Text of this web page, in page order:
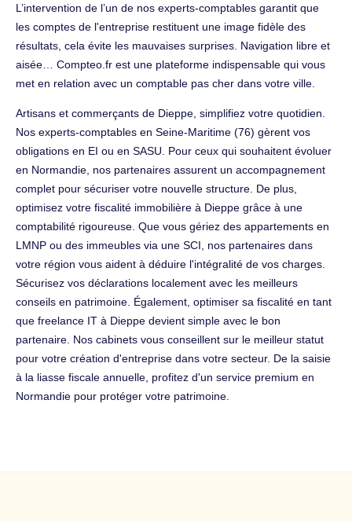
L’intervention de l’un de nos experts-comptables garantit que
les comptes de l'entreprise restituent une image fidèle des
résultats, cela évite les mauvaises surprises. Navigation libre et
aisée… Compteo.fr est une plateforme indispensable qui vous
met en relation avec un comptable pas cher dans votre ville.
Artisans et commerçants de Dieppe, simplifiez votre quotidien.
Nos experts-comptables en Seine-Maritime (76) gèrent vos
obligations en EI ou en SASU. Pour ceux qui souhaitent évoluer
en Normandie, nos partenaires assurent un accompagnement
complet pour sécuriser votre nouvelle structure. De plus,
optimisez votre fiscalité immobilière à Dieppe grâce à une
comptabilité rigoureuse. Que vous gériez des appartements en
LMNP ou des immeubles via une SCI, nos partenaires dans
votre région vous aident à déduire l'intégralité de vos charges.
Sécurisez vos déclarations localement avec les meilleurs
conseils en patrimoine. Également, optimiser sa fiscalité en tant
que freelance IT à Dieppe devient simple avec le bon
partenaire. Nos cabinets vous conseillent sur le meilleur statut
pour votre création d'entreprise dans votre secteur. De la saisie
à la liasse fiscale annuelle, profitez d'un service premium en
Normandie pour protéger votre patrimoine.